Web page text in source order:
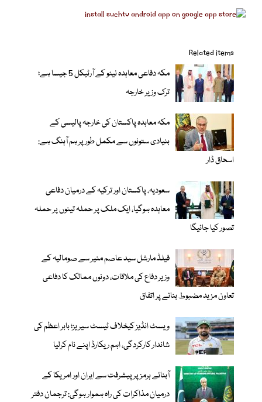
Related items
مکہ دفاعی معاہدہ نیٹو کے آرٹیکل 5 جیسا ہے؛
ترک وزیر خارجہ
مکہ معاہدہ پاکستان کی خارجہ پالیسی کے
بنیادی ستونوں سے مکمل طور پر ہم آہنگ ہے:
اسحاق ڈار
سعودیہ، پاکستان اور ترکیہ کے درمیان دفاعی
معاہدہ ہوگیا، ایک ملک پر حملہ تینوں پر حملہ
تصور کیا جائیگا
فیلڈ مارشل سید عاصم منیر سے صومالیہ کے
وزیر دفاع کی ملاقات، دونوں ممالک کا دفاعی
تعاون مزید مضبوط بنانے پر اتفاق
ویسٹ انڈیز کیخلاف ٹیسٹ سیریز؛ بابر اعظم کی
شاندار کارکردگی، اہم ریکارڈ اپنے نام کرلیا
آبنائے ہرمز پر پیشرفت سے ایران اور امریکا کے
درمیان مذاکرات کی راہ ہموار ہوگی: ترجمان دفتر